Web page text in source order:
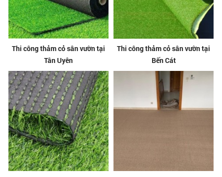
Thi công thảm cỏ sân vườn tại
Tân Uyên
Thi công thảm cỏ sân vườn tại
Bến Cát